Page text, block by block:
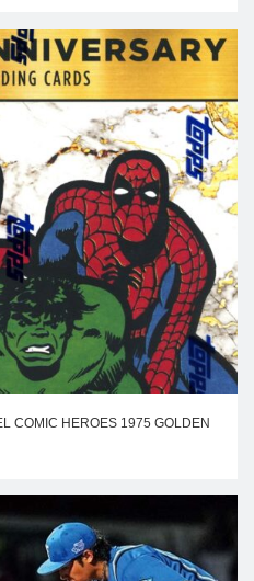
COMIC HEROES 1975 GOLDEN